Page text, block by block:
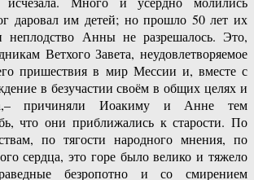
даровал им детей; но прошло 50 лет их
неплодство Анны не разрешалось. Это,
Ветхого Завета, неудовлетворяемое
пришествия в мир Мессии и, вместе с
в безучастии своём в общих целях и
причиняли Иоакиму и Анне тем
что они приближались к старости. По
по тягости народного мнения, по
сердца, это горе было велико и тяжело
безропотно и со смирением